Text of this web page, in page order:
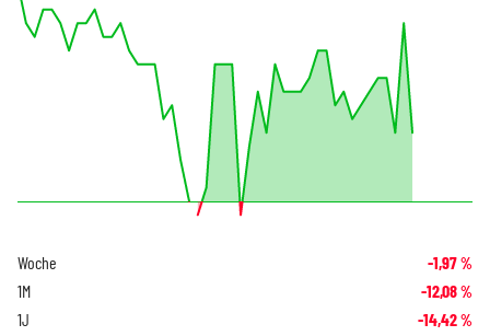
Woche -1,97%
1M -12,08%
1J -14,42%